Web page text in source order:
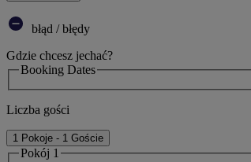
błąd / błędy
Gdzie chcesz jechać?
Booking Dates
Liczba gości
1 Pokoje - 1 Goście
Pokój 1